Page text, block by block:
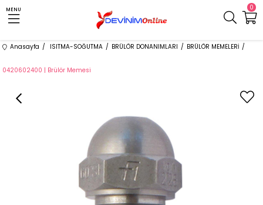
0
MENU
Anasayfa ISITMA-SOĞUTMA BRÜLÖR DONANIMLARI BRÜLÖR MEMELERİ
0420602400 | Brülör Memesi